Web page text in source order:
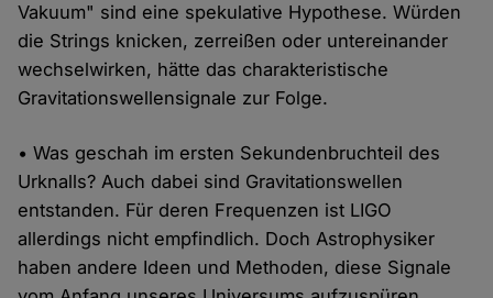
Vakuum" sind eine spekulative Hypothese. Würden
die Strings knicken, zerreißen oder untereinander
wechselwirken, hätte das charakteristische
Gravitationswellensignale zur Folge.
• Was geschah im ersten Sekundenbruchteil des
Urknalls? Auch dabei sind Gravitationswellen
entstanden. Für deren Frequenzen ist LIGO
allerdings nicht empfindlich. Doch Astrophysiker
haben andere Ideen und Methoden, diese Signale